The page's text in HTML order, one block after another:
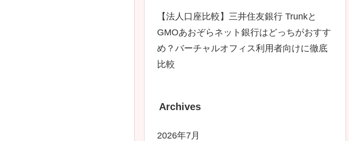
【法人口座比較】三井住友銀行 Trunkと
GMOあおぞらネット銀行はどっちがおすす
め？バーチャルオフィス利用者向けに徹底
比較
Archives
2026年7月